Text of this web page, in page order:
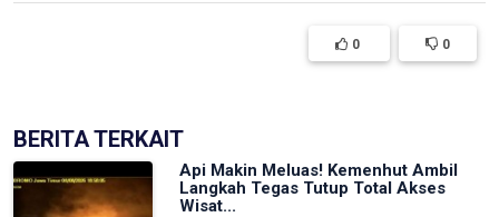
0 0
BERITA TERKAIT
Api Makin Meluas! Kemenhut Ambil
Langkah Tegas Tutup Total Akses
Wisat...